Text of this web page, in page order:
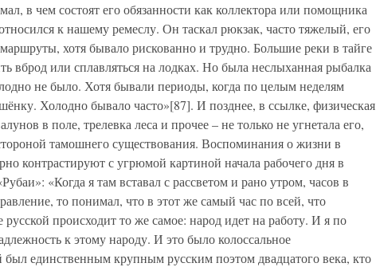
в чем состоят его обязанности как коллектора или помощника
к нашему ремеслу. Он таскал рюкзак, часто тяжелый, его
хотя бывало рискованно и трудно. Большие реки в тайге
вброд или сплавляться на лодках. Но была неслыханная рыбалка
не было. Хотя бывали периоды, когда по целым неделям
Холодно бывало часто»[87]. И позднее, в ссылке, физическая
в поле, трелевка леса и прочее – не только не угнетала его,
тамошнего существования. Воспоминания о жизни в
контрастируют с угрюмой картиной начала рабочего дня в
«Когда я там вставал с рассветом и рано утром, часов в
то понимал, что в этот же самый час по всей, что
русской происходит то же самое: народ идет на работу. И я по
к этому народу. И это было колоссальное
единственным крупным русским поэтом двадцатого века, кто